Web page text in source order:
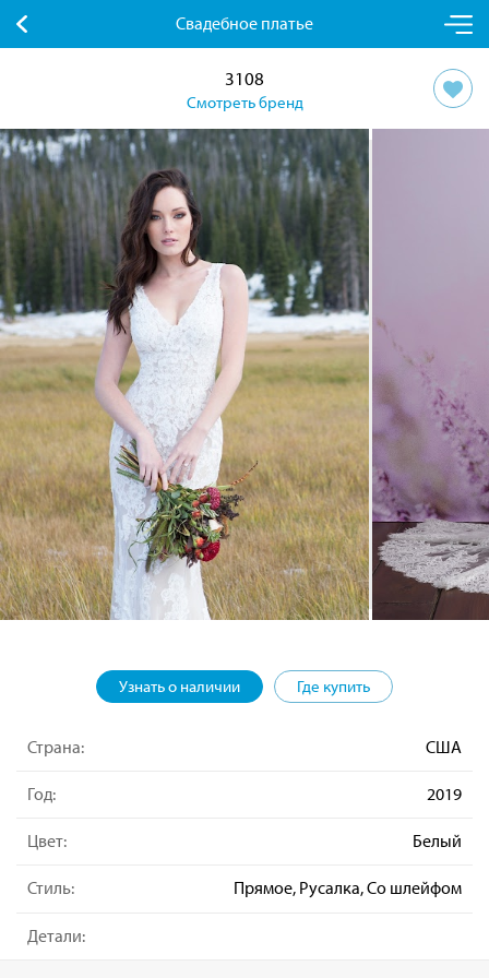
Свадебное платье
3108
Смотреть бренд
Узнать о наличии Где купить
Страна: США
Год: 2019
Цвет: Белый
Стиль: Прямое, Русалка, Со шлейфом
Детали: